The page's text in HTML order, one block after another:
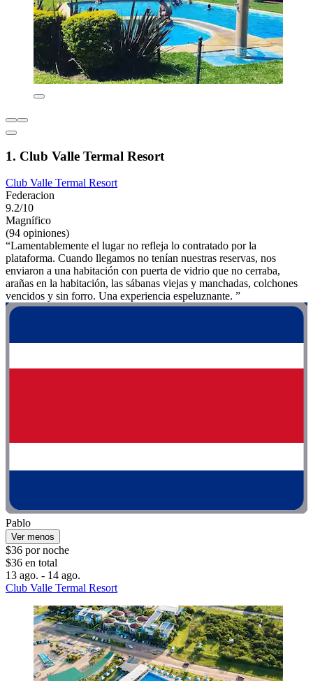
1. Club Valle Termal Resort
Club Valle Termal Resort
Federacion
9.2/10
Magnífico
(94 opiniones)
“Lamentablemente el lugar no refleja lo contratado por la
plataforma. Cuando llegamos no tenían nuestras reservas, nos
enviaron a una habitación con puerta de vidrio que no cerraba,
arañas en la habitación, las sábanas viejas y manchadas, colchones
vencidos y sin forro. Una experiencia espeluznante. ”
Pablo
Ver menos
$36 por noche
$36 en total
13 ago. - 14 ago.
Club Valle Termal Resort